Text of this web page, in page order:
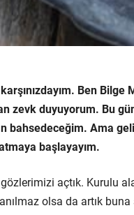
Ben
zevk duyuyorum. Bu
bahsedeceğim. Ama
başlayayım.
açtık. Kurulu
olsa da artık buna